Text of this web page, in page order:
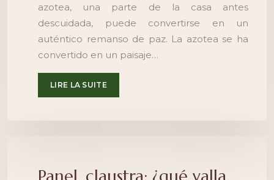
azotea, una parte de la casa antes
descuidada, puede convertirse en un
auténtico remanso de paz. La azotea se ha
convertido en un paisaje…
LIRE LA SUITE